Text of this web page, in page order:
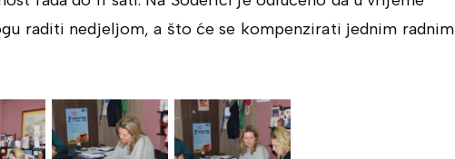
raditi nedjeljom, a što će se kompenzirati jednim radnim